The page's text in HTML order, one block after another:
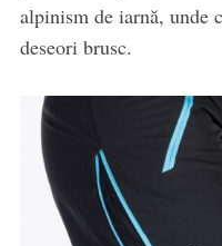
alpinism de iarnă, unde
deseori brusc.